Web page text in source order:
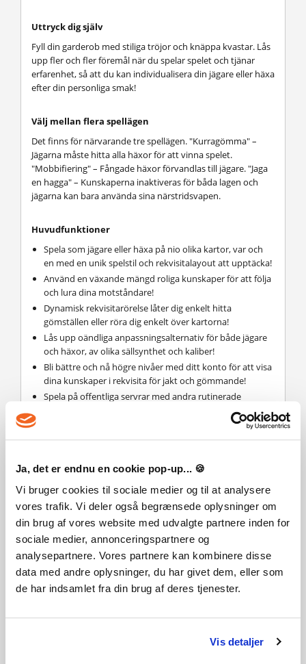
Ja, det er endnu en cookie pop-up... 🍪
Vi bruger cookies til sociale medier og til at analysere
vores trafik. Vi deler også begrænsede oplysninger om
din brug af vores website med udvalgte partnere inden for
sociale medier, annonceringspartnere og
analysepartnere. Vores partnere kan kombinere disse
data med andre oplysninger, du har givet dem, eller som
de har indsamlet fra din brug af deres tjenester.
Vis detaljer
Uttryck dig själv
Fyll din garderob med stiliga tröjor och knäppa kvastar. Lås
upp fler och fler föremål när du spelar spelet och tjänar
erfarenhet, så att du kan individualisera din jägare eller häxa
efter din personliga smak!
Välj mellan flera spellägen
Det finns för närvarande tre spellägen. "Kurragömma" –
Jägarna måste hitta alla häxor för att vinna spelet.
"Mobbifiering" – Fångade häxor förvandlas till jägare. "Jaga
en hagga" – Kunskaperna inaktiveras för båda lagen och
jägarna kan bara använda sina närstridsvapen.
Huvudfunktioner
Spela som jägare eller häxa på nio olika kartor, var och
en med en unik spelstil och rekvisitalayout att upptäcka!
Använd en växande mängd roliga kunskaper för att följa
och lura dina motståndare!
Dynamisk rekvisitarörelse låter dig enkelt hitta
gömställen eller röra dig enkelt över kartorna!
Lås upp oändliga anpassningsalternativ för både jägare
och häxor, av olika sällsynthet och kaliber!
Bli bättre och nå högre nivåer med ditt konto för att visa
dina kunskaper i rekvisita för jakt och gömmande!
Spela på offentliga servrar med andra rutinerade
rekvistajägare, eller öppna upp din egen privata server
Witch It är en Early Access-titel, så vår grundläggande
välkomnar alla typer av återkoppling på våra Steam
Forums- eller Discord-server!
VANLIGA FRÅGOR
Hur fungerar det? Får jag Witch It som en fysisk kopia?
och du är redo att ladda ner, installera och spela Witch It.